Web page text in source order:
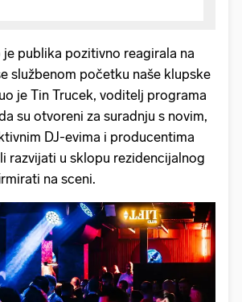
je publika pozitivno reagirala na
službenom početku naše klupske
je Tin Trucek, voditelj programa
su otvoreni za suradnju s novim,
DJ-evima i producentima
razvijati u sklopu rezidencijalnog
na sceni.